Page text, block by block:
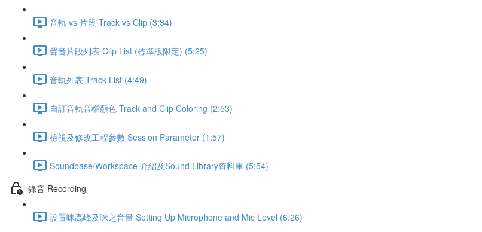
音軌 vs 片段 Track vs Clip (3:34)
聲音片段列表 Clip List (標準版限定) (5:25)
音軌列表 Track List (4:49)
自訂音軌音檔顏色 Track and Clip Coloring (2:53)
檢視及修改工程參數 Session Parameter (1:57)
Soundbase/Workspace 介紹及Sound Library資料庫 (5:54)
錄音 Recording
設置咪高峰及咪之音量 Setting Up Microphone and Mic Level (6:26)